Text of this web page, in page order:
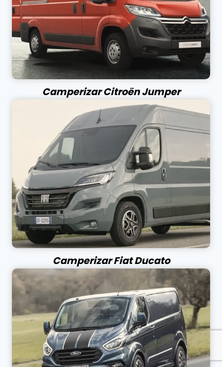
Camperizar Citroën Jumper
Camperizar Fiat Ducato